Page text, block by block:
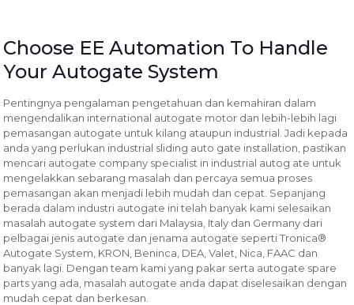
Choose EE Automation To Handle
Your Autogate System
Pentingnya pengalaman pengetahuan dan kemahiran dalam
mengendalikan international autogate motor dan lebih-lebih lagi
pemasangan autogate untuk kilang ataupun industrial. Jadi kepada
anda yang perlukan industrial sliding auto gate installation, pastikan
mencari autogate company specialist in industrial autog ate untuk
mengelakkan sebarang masalah dan percaya semua proses
pemasangan akan menjadi lebih mudah dan cepat. Sepanjang
berada dalam industri autogate ini telah banyak kami selesaikan
masalah autogate system dari Malaysia, Italy dan Germany dari
pelbagai jenis autogate dan jenama autogate seperti Tronica®
Autogate System, KRON, Beninca, DEA, Valet, Nica, FAAC dan
banyak lagi. Dengan team kami yang pakar serta autogate spare
parts yang ada, masalah autogate anda dapat diselesaikan dengan
mudah cepat dan berkesan.